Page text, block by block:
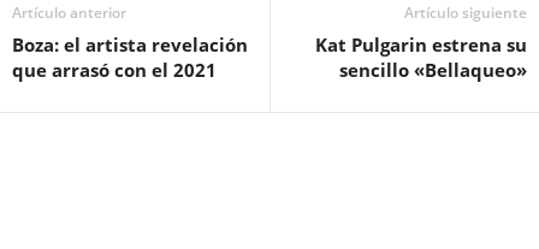
Artículo anterior
Boza: el artista revelación
que arrasó con el 2021
Artículo siguiente
Kat Pulgarin estrena su
sencillo «Bellaqueo»